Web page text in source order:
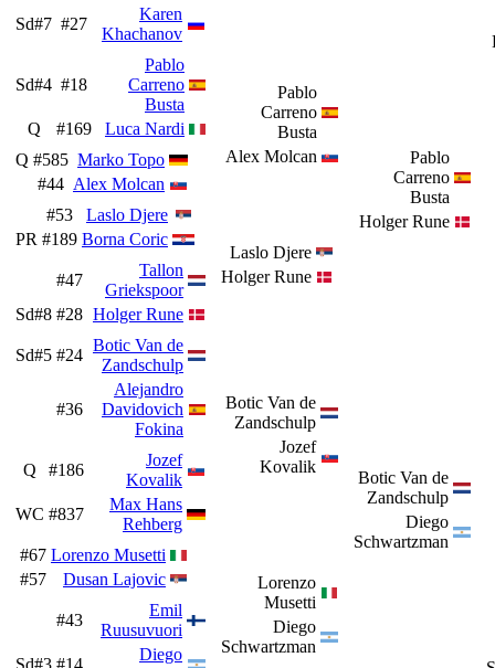
Sd#7 #27
Karen
Khachanov
Sd#4 #18
Pablo
Carreno
Busta
Q
#169 Luca Nardi
Pablo
Carreno
Busta
Alex Molcan
Pablo
Carreno
Busta
Holger Rune
Q #585 Marko Topo
#44 Alex Molcan
#53
Laslo Djere
PR #189 Borna Coric
Laslo Djere
Holger Rune
#47
Tallon
Griekspoor
Sd#8 #28 Holger Rune
Sd#5 #24
Botic Van de
Zandschulp
#36
Alejandro
Davidovich
Fokina
Botic Van de
Zandschulp
Jozef
Kovalik
Botic Van de
Zandschulp
Diego
Schwartzman
Q #186
Jozef
Kovalik
WC #837
Max Hans
Rehberg
#67 Lorenzo Musetti
#57
Dusan Lajovic
Lorenzo
Musetti
Diego
Schwartzman
#43
Emil
Ruusuvuori
Sd#3 #14
Diego